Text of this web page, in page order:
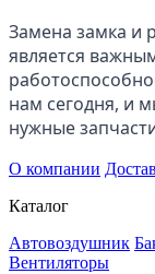
Замена замка и
является
нам сегодня, и
нужные
О компании
Каталог
Автовоздушник
Вентиляторы